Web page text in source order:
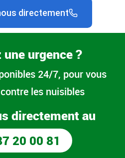
directement
une urgence ?
24/7, pour vous
les nuisibles
directement au
20 00 81